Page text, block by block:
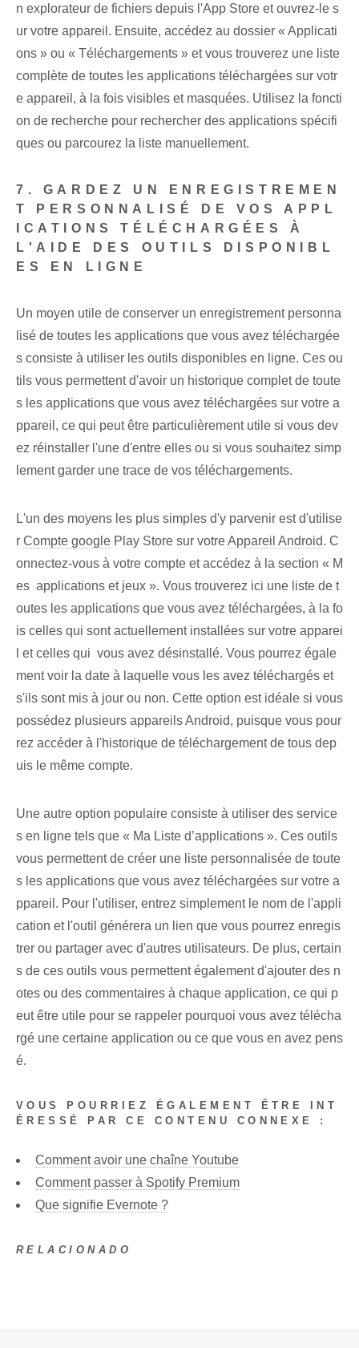
n explorateur de fichiers depuis l'App Store et ouvrez-le s
ur votre appareil. ‍Ensuite, accédez au dossier « Applicati
ons » ou « Téléchargements » et vous trouverez⁢ une liste
complète de ⁤toutes⁤ les applications téléchargées sur votr
e appareil⁤, à la fois visibles et masquées. Utilisez la foncti
on de recherche pour rechercher des applications spécifi
ques ou parcourez la liste manuellement.
7. GARDEZ UN ENREGISTREMEN
T PERSONNALISÉ DE VOS APPL
ICATIONS TÉLÉCHARGÉES À
L'AIDE DES OUTILS DISPONIBL
ES EN LIGNE
Un moyen utile de conserver un enregistrement personna
lisé de toutes les applications que vous avez téléchargée
s consiste à utiliser les outils disponibles en ligne. Ces ou
tils vous permettent d'avoir un historique complet de toute
s les applications que vous avez téléchargées sur votre a
ppareil, ce qui peut être particulièrement utile si vous dev
ez réinstaller l'une d'entre elles ou si vous souhaitez simp
lement garder une trace de vos téléchargements.
L'un des moyens les plus simples d'y parvenir est d'utilise
r Compte google ​Play Store‌ sur votreAppareil Android.‍ C
onnectez-vous à votre compte et accédez à la section « M
es ⁤ applications et jeux ».⁢ Vous trouverez ici une‌ liste de t
outes les applications que vous avez téléchargées, à la fo
is⁤ celles qui sont actuellement installées sur⁤ votre apparei
l et celles qui ⁤ vous avez désinstallé. Vous pourrez égale
ment voir la date à laquelle vous les avez téléchargés et
s'ils sont mis à jour ou non. Cette option est idéale si vous
possédez plusieurs appareils Android, puisque vous pour
rez accéder à l'historique de téléchargement de tous dep
uis le même compte.
Une autre option ⁤populaire consiste à utiliser ⁤des service
s en ligne tels que « Ma ‌Liste d’applications ». Ces outils
vous permettent de créer une liste personnalisée de toute
s les applications que vous avez téléchargées sur votre a
ppareil. Pour l'utiliser, entrez simplement le nom de l'appli
cation et l'outil générera un lien que vous pourrez enregis
trer ou partager avec d'autres utilisateurs. De plus, certain
s de ces outils vous permettent également d'ajouter des n
otes ou des commentaires à chaque application, ce qui p
eut être utile pour se rappeler pourquoi vous avez télécha
rgé une certaine application ou ce que vous en avez pens
é.
VOUS POURRIEZ ÉGALEMENT ÊTRE INT
ÉRESSÉ PAR CE CONTENU CONNEXE :
Comment avoir une chaîne Youtube
Comment passer à Spotify Premium
Que signifie Evernote ?
RELACIONADO